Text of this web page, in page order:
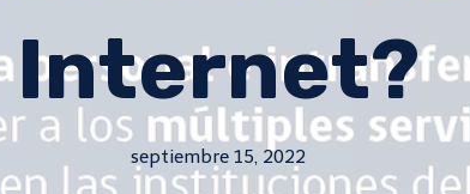
Internet?
septiembre 15, 2022